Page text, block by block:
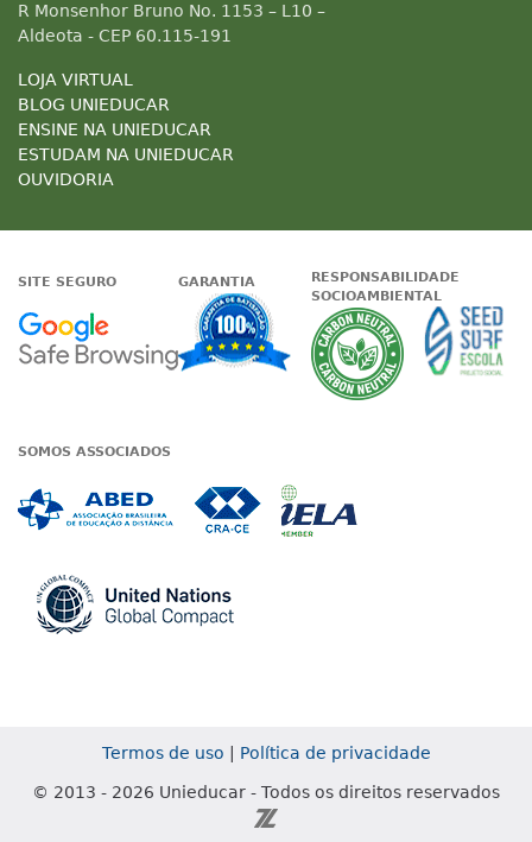
R Monsenhor Bruno No. 1153 – L10 –
Aldeota - CEP 60.115-191
LOJA VIRTUAL
BLOG UNIEDUCAR
ENSINE NA UNIEDUCAR
ESTUDAM NA UNIEDUCAR
OUVIDORIA
SITE SEGURO
Google - Status do site no
GARANTIA
Garantia de
RESPONSABILIDADE
SOCIOAMBIENTAL
A
SOMOS ASSOCIADOS
Termos de uso Política de privacidade
© 2013 - 2026 Unieducar - Todos os direitos reservados